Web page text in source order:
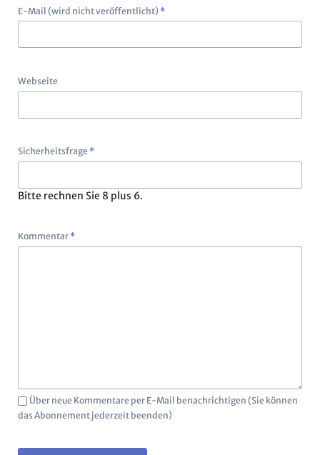
Pflichtfeld
E-Mail (wird nicht veröffentlicht) *
Webseite
Pflichtfeld
Sicherheitsfrage *
Bitte rechnen Sie 8 plus 6.
Pflichtfeld
Kommentar *
Über neue Kommentare per E-Mail benachrichtigen (Sie können
das Abonnement jederzeit beenden)